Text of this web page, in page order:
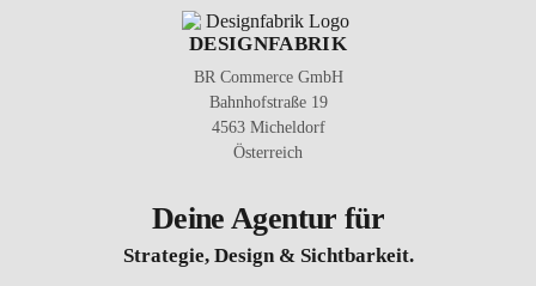
DESIGNFABRIK
BR Commerce GmbH
Bahnhofstraße 19
4563 Micheldorf
Österreich
Deine Agentur für
Strategie, Design & Sichtbarkeit.